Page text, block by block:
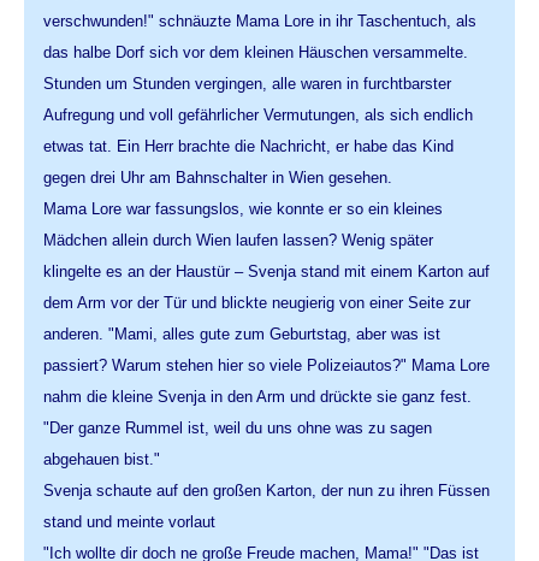
verschwunden!" schnäuzte Mama Lore in ihr Taschentuch, als
das halbe Dorf sich vor dem kleinen Häuschen versammelte.
Stunden um Stunden vergingen, alle waren in furchtbarster
Aufregung und voll gefährlicher Vermutungen, als sich endlich
etwas tat. Ein Herr brachte die Nachricht, er habe das Kind
gegen drei Uhr am Bahnschalter in Wien gesehen.
Mama Lore war fassungslos, wie konnte er so ein kleines
Mädchen allein durch Wien laufen lassen? Wenig später
klingelte es an der Haustür – Svenja stand mit einem Karton auf
dem Arm vor der Tür und blickte neugierig von einer Seite zur
anderen. "Mami, alles gute zum Geburtstag, aber was ist
passiert? Warum stehen hier so viele Polizeiautos?" Mama Lore
nahm die kleine Svenja in den Arm und drückte sie ganz fest.
"Der ganze Rummel ist, weil du uns ohne was zu sagen
abgehauen bist."
Svenja schaute auf den großen Karton, der nun zu ihren Füssen
stand und meinte vorlaut
"Ich wollte dir doch ne große Freude machen, Mama!" "Das ist